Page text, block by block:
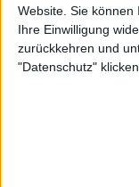
Website. Sie
Ihre Einwilligung
zurückkehren und
"Datenschutz" klicken.